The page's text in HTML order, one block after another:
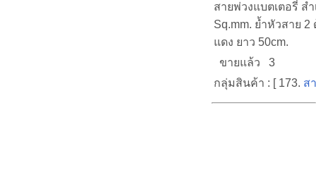
สายพ่วงแบตเตอรี่ ส
Sq.mm. ย้ำหัวสาย 2
แดง ยาว 50cm.
ขายแล้ว 3
กลุ่มสินค้า : [ 173. ส